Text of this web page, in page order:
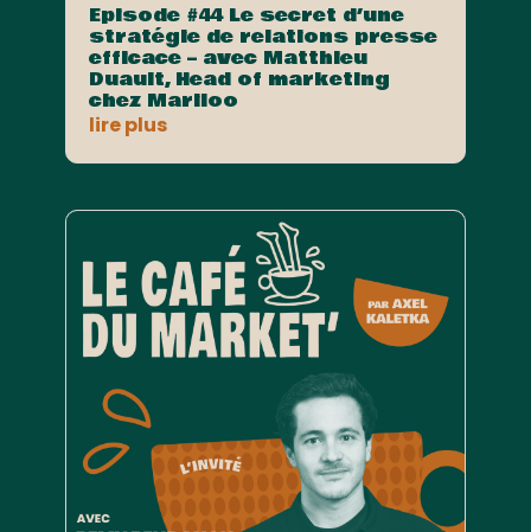
Episode #44 Le secret d’une
stratégie de relations presse
efficace – avec Matthieu
Duault, Head of marketing
chez Mariloo
lire plus